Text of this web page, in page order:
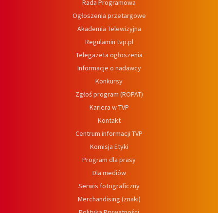
Rada Programowa
Ogłoszenia przetargowe
Akademia Telewizyjna
Regulamin tvp.pl
Telegazeta ogłoszenia
Informacje o nadawcy
Konkursy
Zgłoś program (ROPAT)
Kariera w TVP
Kontakt
Centrum informacji TVP
Komisja Etyki
Program dla prasy
Dla mediów
Serwis fotograficzny
Merchandising (znaki)